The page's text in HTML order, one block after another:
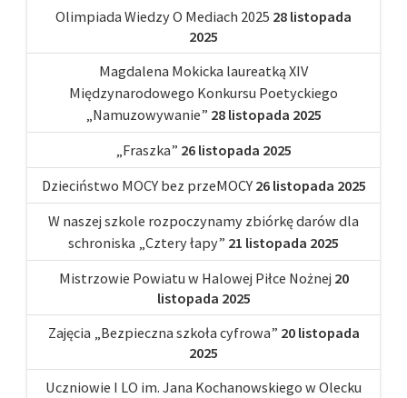
Olimpiada Wiedzy O Mediach 2025 28 listopada
2025
Magdalena Mokicka laureatką XIV
Międzynarodowego Konkursu Poetyckiego
„Namuzowywanie” 28 listopada 2025
„Fraszka” 26 listopada 2025
Dzieciństwo MOCY bez przeMOCY 26 listopada 2025
W naszej szkole rozpoczynamy zbiórkę darów dla
schroniska „Cztery łapy” 21 listopada 2025
Mistrzowie Powiatu w Halowej Piłce Nożnej 20
listopada 2025
Zajęcia „Bezpieczna szkoła cyfrowa” 20 listopada
2025
Uczniowie I LO im. Jana Kochanowskiego w Olecku